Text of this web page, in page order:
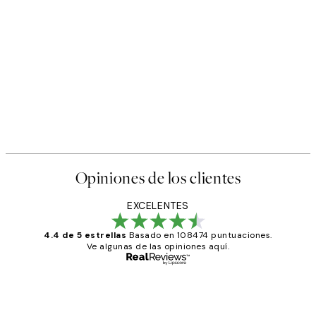
Opiniones de los clientes
EXCELENTES
4.4 de 5 estrellas Basado en 108474 puntuaciones.
Ve algunas de las opiniones aquí.